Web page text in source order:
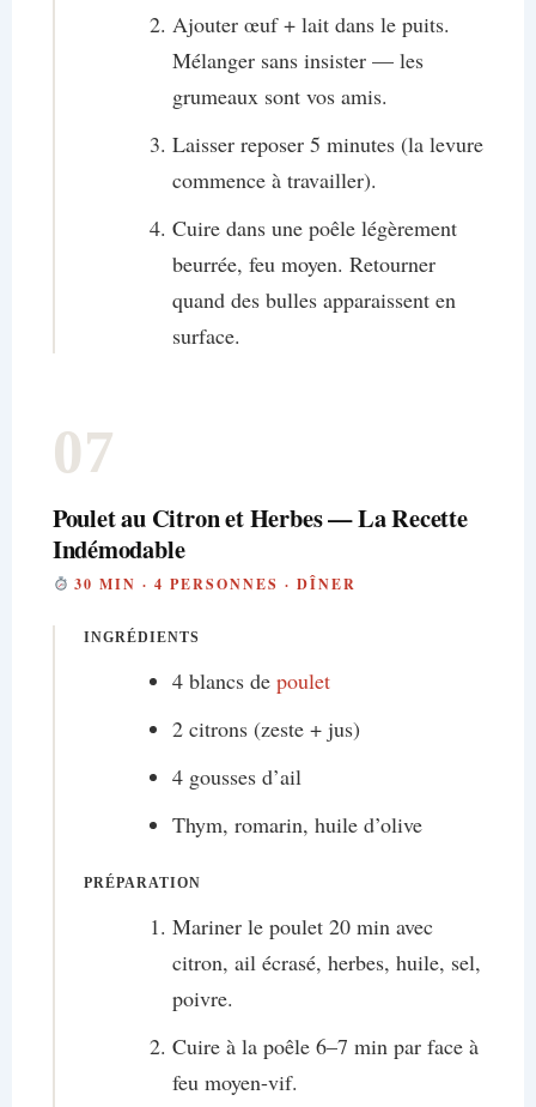
Ajouter œuf + lait dans le puits.
Mélanger sans insister — les
grumeaux sont vos amis.
Laisser reposer 5 minutes (la levure
commence à travailler).
Cuire dans une poêle légèrement
beurrée, feu moyen. Retourner
quand des bulles apparaissent en
surface.
07
Poulet au Citron et Herbes — La Recette
Indémodable
30 MIN · 4 PERSONNES · DÎNER
INGRÉDIENTS
4 blancs de poulet
2 citrons (zeste + jus)
4 gousses d’ail
Thym, romarin, huile d’olive
PRÉPARATION
Mariner le poulet 20 min avec
citron, ail écrasé, herbes, huile, sel,
poivre.
Cuire à la poêle 6–7 min par face à
feu moyen-vif.